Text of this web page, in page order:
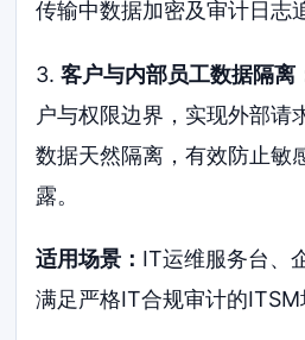
传输中数据加密及审计日志
3.客户与内部员工数据隔离
户与权限边界，实现外部请
数据天然隔离，有效防止敏
露。
适用场景： IT运维服务台、
满足严格IT合规审计的ITSM